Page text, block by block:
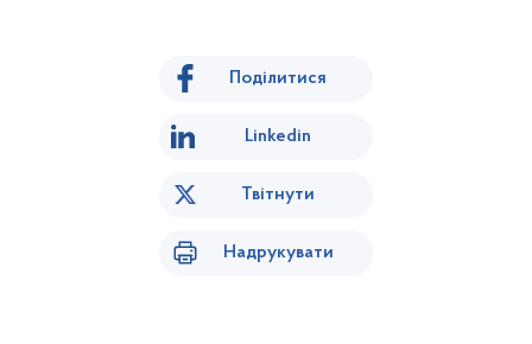
Поділитися
Linkedin
Твітнути
Надрукувати